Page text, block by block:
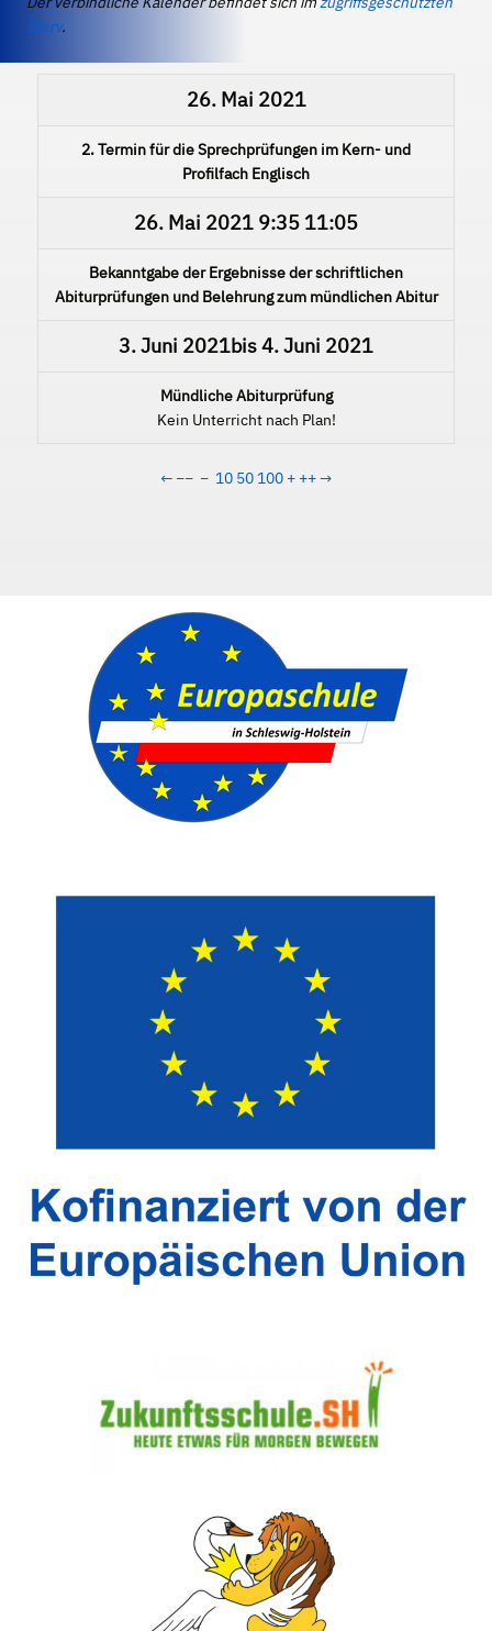
IServ.
26. Mai 2021
2. Termin für die Sprechprüfungen im Kern- und
Profilfach Englisch
26. Mai 2021 9:35 11:05
Bekanntgabe der Ergebnisse der schriftlichen
Abiturprüfungen und Belehrung zum mündlichen Abitur
3. Juni 2021bis4. Juni 2021
Mündliche Abiturprüfung
Kein Unterricht nach Plan!
← −− − 10 50 100 + ++→